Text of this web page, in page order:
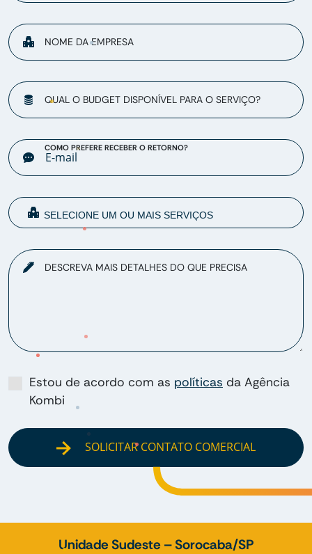
NOME DA EMPRESA
QUAL O BUDGET DISPONÍVEL PARA O SERVIÇO?
COMO PREFERE RECEBER O RETORNO?
DESCREVA MAIS DETALHES DO QUE PRECISA
Estou de acordo com as políticas da Agência
Kombi
SOLICITAR CONTATO COMERCIAL
Unidade Sudeste – Sorocaba/SP